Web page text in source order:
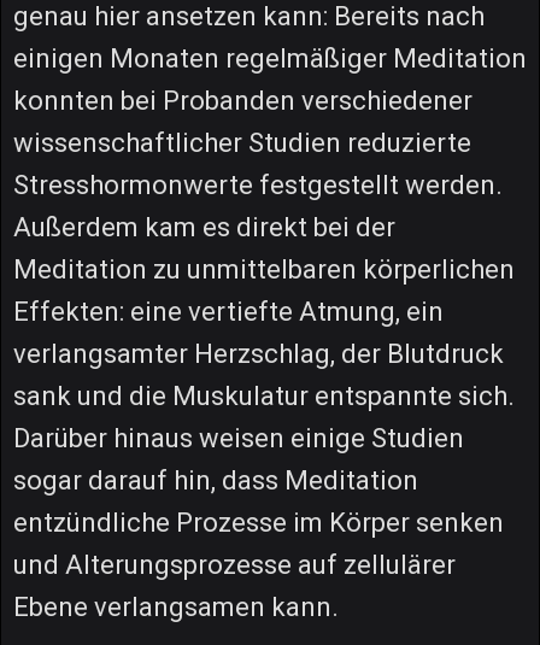
genau hier ansetzen kann: Bereits nach
einigen Monaten regelmäßiger Meditation
konnten bei Probanden verschiedener
wissenschaftlicher Studien reduzierte
Stresshormonwerte festgestellt werden.
Außerdem kam es direkt bei der
Meditation zu unmittelbaren körperlichen
Effekten: eine vertiefte Atmung, ein
verlangsamter Herzschlag, der Blutdruck
sank und die Muskulatur entspannte sich.
Darüber hinaus weisen einige Studien
sogar darauf hin, dass Meditation
entzündliche Prozesse im Körper senken
und Alterungsprozesse auf zellulärer
Ebene verlangsamen kann.